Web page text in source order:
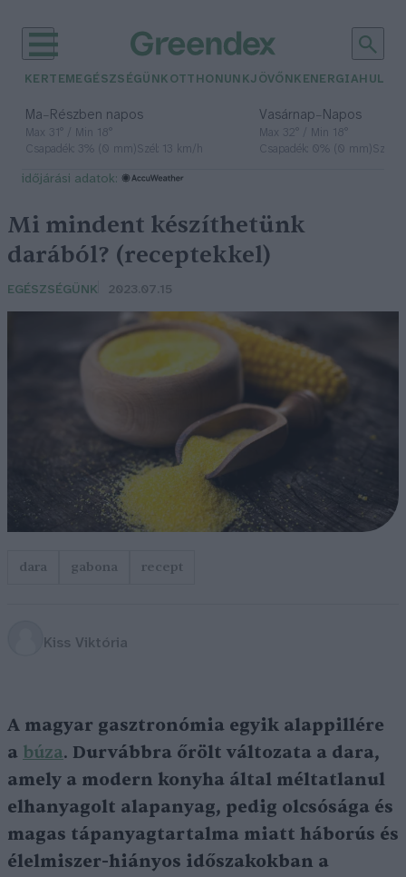
KERTEM EGÉSZSÉGÜNK OTTHONUNKJÖVŐNK ENERGIA
Ma– Részben napos
Max 31° / Min 18°
Csapadék: 3% (0 mm)Szél: 13 km/h
Vasárnap– Napos
Max 32° / Min 18°
Csapadék: 0% (0 mm)Szél:
időjárási adatok:
Mi mindent készíthetünk
darából? (receptekkel)
EGÉSZSÉGÜNK 2023.07.15
dara gabona recept
Kiss Viktória
A magyar gasztronómia egyik alappillére
a búza. Durvábbra őrölt változata a dara,
amely a modern konyha által méltatlanul
elhanyagolt alapanyag, pedig olcsósága és
magas tápanyagtartalma miatt háborús és
élelmiszer-hiányos időszakokban a